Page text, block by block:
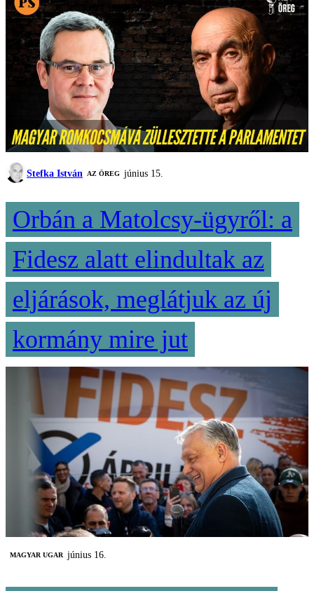
Stefka István AZ ÖREG június 15.
Orbán a Matolcsy-ügyről: a
Fidesz alatt elindultak az
eljárások, meglátjuk az új
kormány mire jut
MAGYAR UGAR június 16.